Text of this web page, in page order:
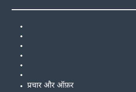
प्रचार और ऑफ़र